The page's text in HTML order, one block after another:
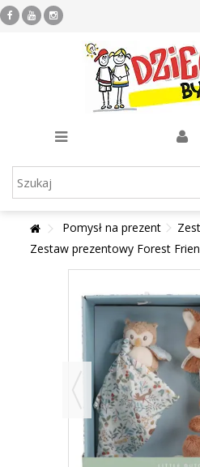
Pomysł na prezent
Zestaw prezentowy Forest